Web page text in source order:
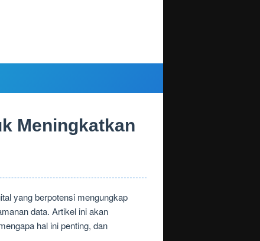
Meningkatkan
yang berpotensi mengungkap
data. Artikel ini akan
hal ini penting, dan